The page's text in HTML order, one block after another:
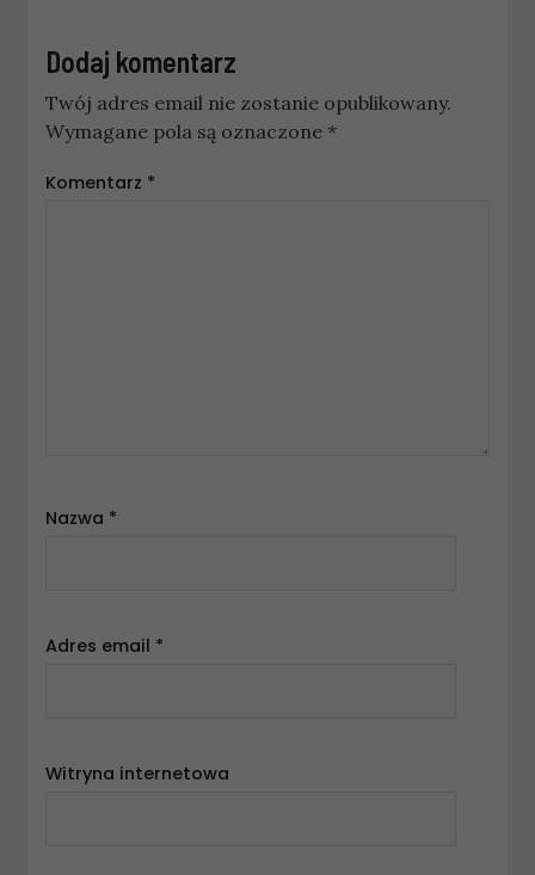
Dodaj komentarz
Twój adres email nie zostanie opublikowany.
Wymagane pola są oznaczone *
Komentarz *
Nazwa *
Adres email *
Witryna internetowa